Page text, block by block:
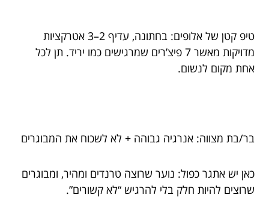
טיפ קטן של אלופים: בחתונה, עדיף 2–3 אטרקציות
מדויקות מאשר 7 פיצ’רים שמרגישים כמו יריד. תן לכל
אחת מקום לנשום.
בר/בת מצווה: אנרגיה גבוהה + לא לשכוח את המבוגרים
כאן יש אתגר כפול: נוער שרוצה טרנדים ומהיר, ומבוגרים
שרוצים להיות חלק בלי להרגיש “לא קשורים”.